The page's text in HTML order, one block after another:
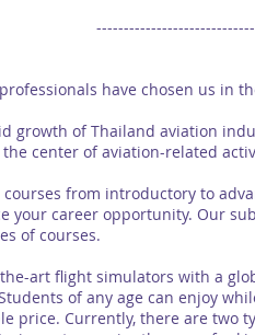
have chosen us in
of Thailand aviation
center of aviation-related
from introductory to
your career opportunity. Our
of courses.
art flight simulators with a
of any age can enjoy
price. Currently, there are two